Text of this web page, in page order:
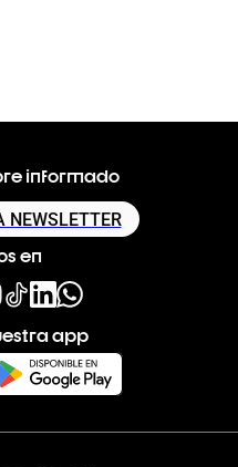
informado
NEWSLETTER
en
app